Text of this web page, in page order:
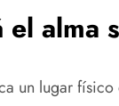
el alma
un lugar físico